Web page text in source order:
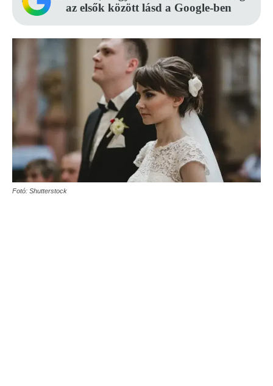
az elsők között lásd a Google-ben
Fotó: Shutterstock